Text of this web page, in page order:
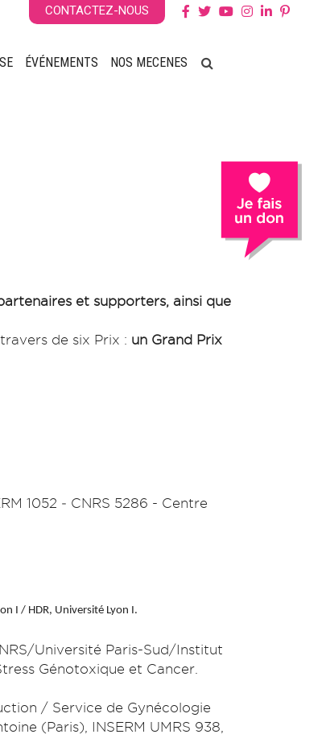
CONTACTEZ-NOUS
ÉVÉNEMENTS NOS MECENES
et supporters, ainsi que
de six Prix : un Grand Prix
1052 ‐ CNRS 5286 - Centre
I / HDR, Université Lyon I.
Université Paris-Sud/Institut
Génotoxique et Cancer.
/ Service de Gynécologie
(Paris), INSERM UMRS 938,